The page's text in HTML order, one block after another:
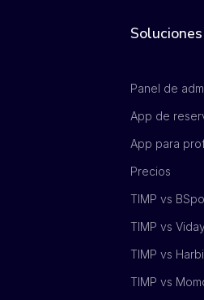
Soluciones
Panel de
App de
App para
Precios
TIMP vs
TIMP vs Viday
TIMP vs
TIMP vs